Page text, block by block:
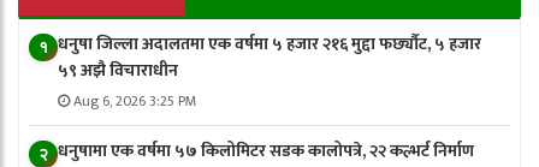
१ धनुषा जिल्ला अदालतमा एक वर्षमा ५ हजार २१६ मुद्दा फर्छ्यौट, ५ हजार
५९ अझै विचाराधीन
Aug 6, 2026 3:25 PM
२ धनुषामा एक वर्षमा ५७ किलोमिटर सडक कालोपत्रे, २२ कल्भर्ट निर्माण